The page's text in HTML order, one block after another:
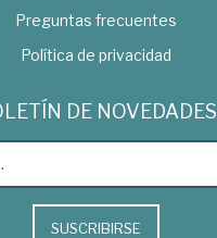
Preguntas frecuentes
Política de privacidad
DE NOVEDADES
SUSCRIBIRSE